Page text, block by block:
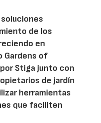
de los
en
Gardens of
Stiga junto con
de jardín
herramientas
que faciliten